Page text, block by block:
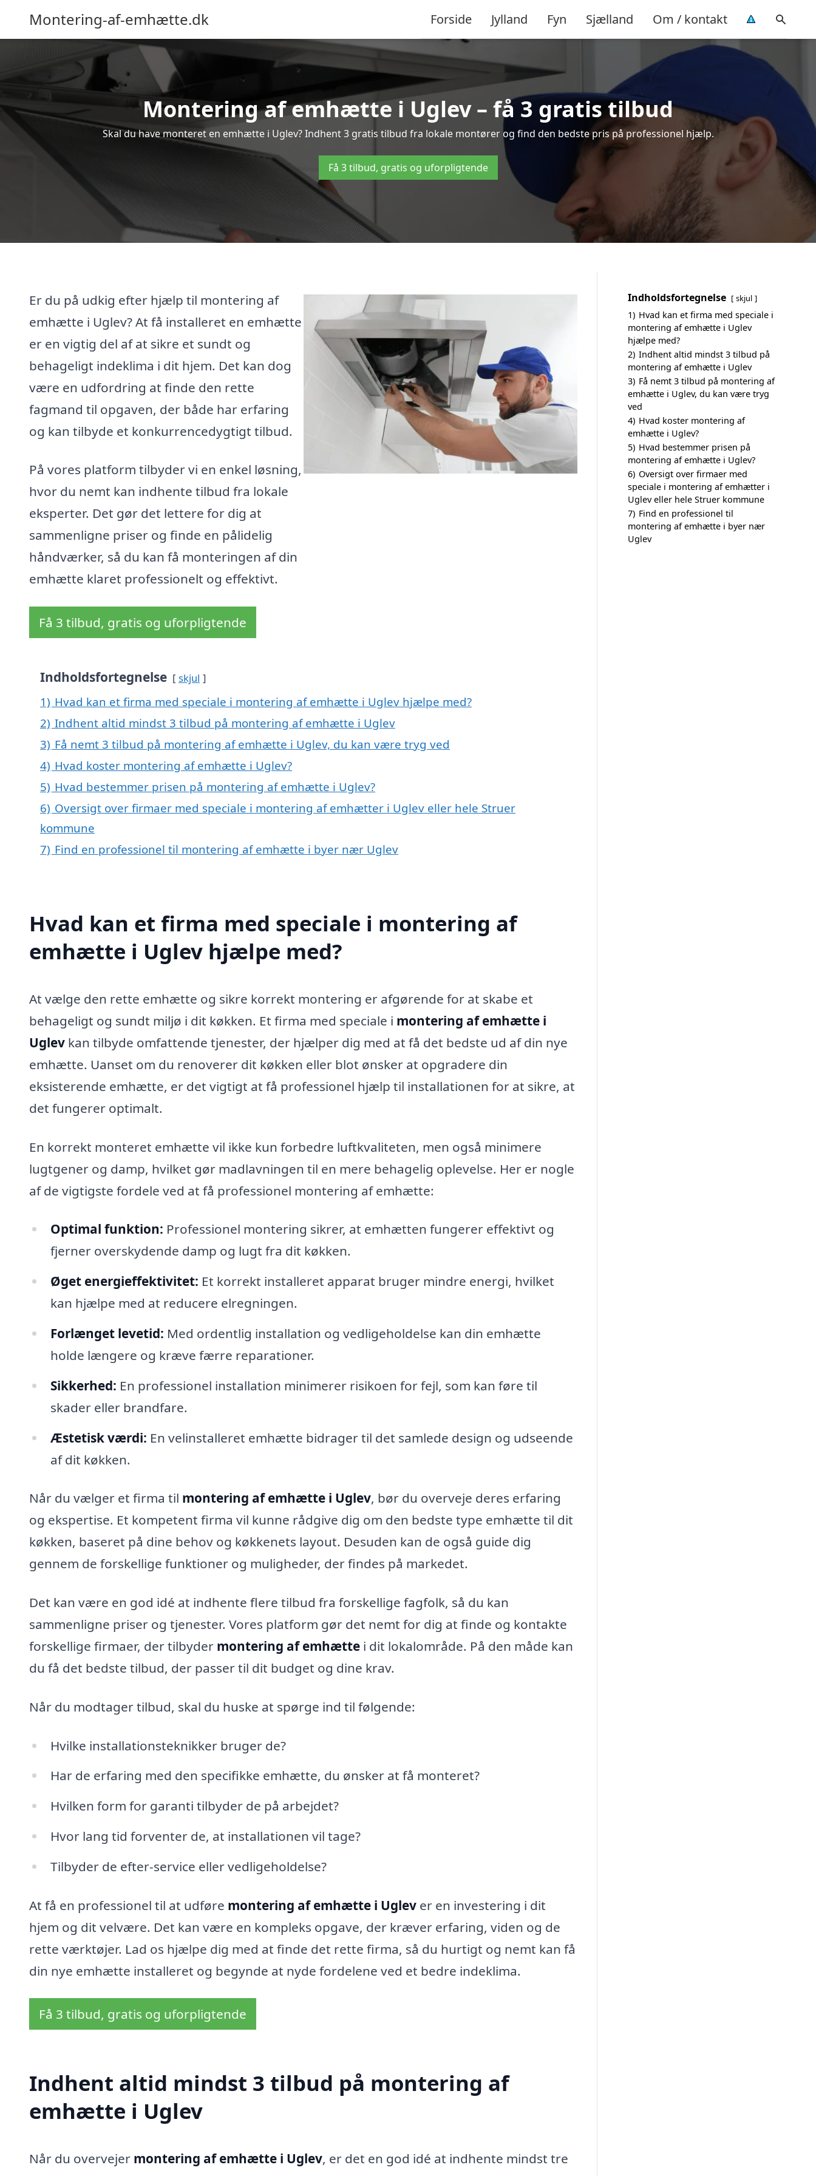
Montering-af-emhætte.dk Forside Jylland Fyn Sjælland Om / kontakt
Montering af emhætte i Uglev – få 3 gratis tilbud
Skal du have monteret en emhætte i Uglev? Indhent 3 gratis tilbud fra lokale montører og find den bedste pris på professionel hjælp.
Få 3 tilbud, gratis og uforpligtende
Er du på udkig efter hjælp til montering af
emhætte i Uglev? At få installeret en emhætte
er en vigtig del af at sikre et sundt og
behageligt indeklima i dit hjem. Det kan dog
være en udfordring at finde den rette
fagmand til opgaven, der både har erfaring
og kan tilbyde et konkurrencedygtigt tilbud.
På vores platform tilbyder vi en enkel løsning,
hvor du nemt kan indhente tilbud fra lokale
eksperter. Det gør det lettere for dig at
sammenligne priser og finde en pålidelig
håndværker, så du kan få monteringen af din
emhætte klaret professionelt og effektivt.
Få 3 tilbud, gratis og uforpligtende
Indholdsfortegnelse skjul
1) Hvad kan et firma med speciale i montering af emhætte i Uglev hjælpe med?
2) Indhent altid mindst 3 tilbud på montering af emhætte i Uglev
3) Få nemt 3 tilbud på montering af emhætte i Uglev, du kan være tryg ved
4) Hvad koster montering af emhætte i Uglev?
5) Hvad bestemmer prisen på montering af emhætte i Uglev?
6) Oversigt over firmaer med speciale i montering af emhætter i Uglev eller hele Struer
kommune
7) Find en professionel til montering af emhætte i byer nær Uglev
Hvad kan et firma med speciale i montering af
emhætte i Uglev hjælpe med?
At vælge den rette emhætte og sikre korrekt montering er afgørende for at skabe et
behageligt og sundt miljø i dit køkken. Et firma med speciale i montering af emhætte i
Uglev kan tilbyde omfattende tjenester, der hjælper dig med at få det bedste ud af din nye
emhætte. Uanset om du renoverer dit køkken eller blot ønsker at opgradere din
eksisterende emhætte, er det vigtigt at få professionel hjælp til installationen for at sikre, at
det fungerer optimalt.
En korrekt monteret emhætte vil ikke kun forbedre luftkvaliteten, men også minimere
lugtgener og damp, hvilket gør madlavningen til en mere behagelig oplevelse. Her er nogle
af de vigtigste fordele ved at få professionel montering af emhætte:
Optimal funktion: Professionel montering sikrer, at emhætten fungerer effektivt og
fjerner overskydende damp og lugt fra dit køkken.
Øget energieffektivitet: Et korrekt installeret apparat bruger mindre energi, hvilket
kan hjælpe med at reducere elregningen.
Forlænget levetid: Med ordentlig installation og vedligeholdelse kan din emhætte
holde længere og kræve færre reparationer.
Sikkerhed: En professionel installation minimerer risikoen for fejl, som kan føre til
skader eller brandfare.
Æstetisk værdi: En velinstalleret emhætte bidrager til det samlede design og udseende
af dit køkken.
Når du vælger et firma til montering af emhætte i Uglev, bør du overveje deres erfaring
og ekspertise. Et kompetent firma vil kunne rådgive dig om den bedste type emhætte til dit
køkken, baseret på dine behov og køkkenets layout. Desuden kan de også guide dig
gennem de forskellige funktioner og muligheder, der findes på markedet.
Det kan være en god idé at indhente flere tilbud fra forskellige fagfolk, så du kan
sammenligne priser og tjenester. Vores platform gør det nemt for dig at finde og kontakte
forskellige firmaer, der tilbyder montering af emhætte i dit lokalområde. På den måde kan
du få det bedste tilbud, der passer til dit budget og dine krav.
Når du modtager tilbud, skal du huske at spørge ind til følgende:
Hvilke installationsteknikker bruger de?
Har de erfaring med den specifikke emhætte, du ønsker at få monteret?
Hvilken form for garanti tilbyder de på arbejdet?
Hvor lang tid forventer de, at installationen vil tage?
Tilbyder de efter-service eller vedligeholdelse?
At få en professionel til at udføre montering af emhætte i Uglev er en investering i dit
hjem og dit velvære. Det kan være en kompleks opgave, der kræver erfaring, viden og de
rette værktøjer. Lad os hjælpe dig med at finde det rette firma, så du hurtigt og nemt kan få
din nye emhætte installeret og begynde at nyde fordelene ved et bedre indeklima.
Få 3 tilbud, gratis og uforpligtende
Indhent altid mindst 3 tilbud på montering af
emhætte i Uglev
Når du overvejer montering af emhætte i Uglev, er det en god idé at indhente mindst tre
Indholdsfortegnelse skjul
1) Hvad kan et firma med speciale i
montering af emhætte i Uglev
hjælpe med?
2) Indhent altid mindst 3 tilbud på
montering af emhætte i Uglev
3) Få nemt 3 tilbud på montering af
emhætte i Uglev, du kan være tryg
ved
4) Hvad koster montering af
emhætte i Uglev?
5) Hvad bestemmer prisen på
montering af emhætte i Uglev?
6) Oversigt over firmaer med
speciale i montering af emhætter i
Uglev eller hele Struer kommune
7) Find en professionel til
montering af emhætte i byer nær
Uglev